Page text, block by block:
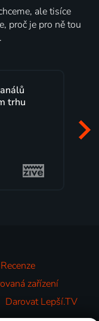
ale tisíce
proč je pro ně tou
s
výběr
TV na
Recenze
zařízení
Darovat Lepší.TV